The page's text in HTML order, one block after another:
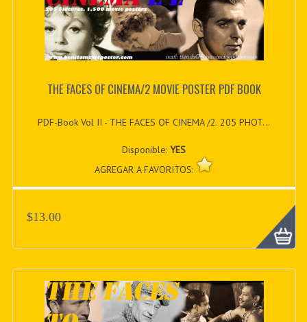
THE FACES OF CINEMA/2 MOVIE POSTER PDF BOOK
PDF-Book Vol II - THE FACES OF CINEMA /2. 205 PHOT...
Disponible:YES
AGREGAR A FAVORITOS:
$13.00